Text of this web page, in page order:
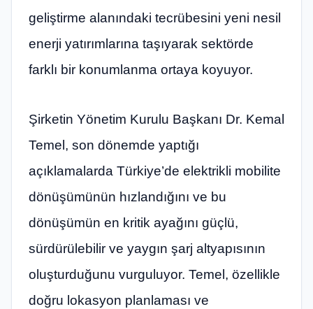
geliştirme alanındaki tecrübesini yeni nesil
enerji yatırımlarına taşıyarak sektörde
farklı bir konumlanma ortaya koyuyor.
Şirketin Yönetim Kurulu Başkanı Dr. Kemal
Temel, son dönemde yaptığı
açıklamalarda Türkiye’de elektrikli mobilite
dönüşümünün hızlandığını ve bu
dönüşümün en kritik ayağını güçlü,
sürdürülebilir ve yaygın şarj altyapısının
oluşturduğunu vurguluyor. Temel, özellikle
doğru lokasyon planlaması ve